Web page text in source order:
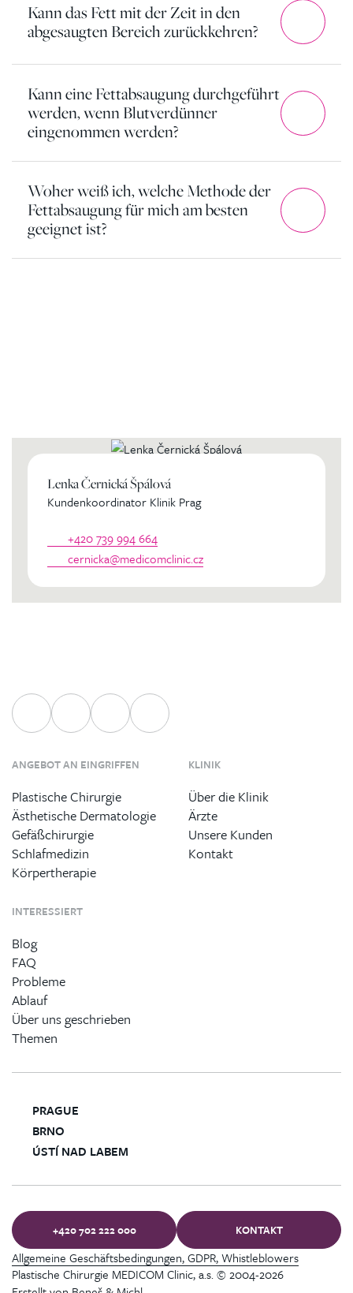
Kann das Fett mit der Zeit in den
abgesaugten Bereich zurückkehren?
Kann eine Fettabsaugung durchgeführt
werden, wenn Blutverdünner
eingenommen werden?
Woher weiß ich, welche Methode der
Fettabsaugung für mich am besten
geeignet ist?
Lenka Černická Špálová
Kundenkoordinator Klinik Prag
+420 739 994 664
cernicka@medicomclinic.cz
ANGEBOT AN EINGRIFFEN
Plastische Chirurgie
Ästhetische Dermatologie
Gefäßchirurgie
Schlafmedizin
Körpertherapie
KLINIK
Über die Klinik
Ärzte
Unsere Kunden
Kontakt
INTERESSIERT
Blog
FAQ
Probleme
Ablauf
Über uns geschrieben
Themen
PRAGUE
BRNO
ÚSTÍ NAD LABEM
+420 702 222 000 KONTAKT
Plastische Chirurgie MEDICOM Clinic, a.s. © 2004-2026
Allgemeine Geschäftsbedingungen, GDPR, Whistleblowers